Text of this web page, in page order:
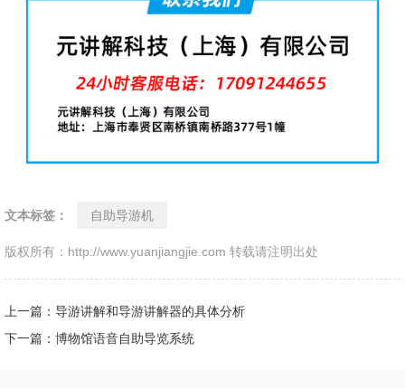
文本标签： 自助导游机
版权所有：http://www.yuanjiangjie.com 转载请注明出处
上一篇：导游讲解和导游讲解器的具体分析
下一篇：博物馆语音自助导览系统